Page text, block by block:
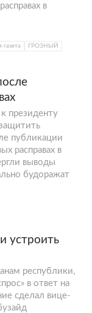
в
газета
ГРОЗНЫЙ
президенту
публикации
расправах в
выводы
будоражат
устроить
республики,
в ответ на
сделал вице-